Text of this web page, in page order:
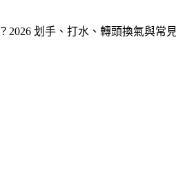
2026 划手、打水、轉頭換氣與常